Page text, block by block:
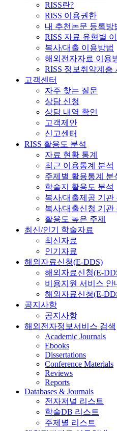
RISS란?
RISS 이용권한
내 추천논문 등록방
RISS 자료 유형별
복사/대출 이용방법
해외전자자료 이용
RISS 정보취약계층
고객센터
자주 찾는 질문
상담 신청
상담 내역 확인
고객제안
신고센터
RISS 활용도 분석
자료 현황 통계
최근 이용통계 분석
주제별 활용통계 분
학술지 활용도 분석
복사/대출제공 기관
복사/대출신청 기관
활용도 높은 주제
최신/인기 학술자료
최신자료
인기자료
해외자료신청(E-DDS)
해외자료신청(E-
비용지원 서비스 안
해외자료신청(E-
공지사항
공지사항
해외전자정보서비스 검색
Academic Journals
Ebooks
Dissertations
Conference Materials
Reviews
Reports
Databases & Journals
전자저널 리스트
학술DB 리스트
주제별 리스트